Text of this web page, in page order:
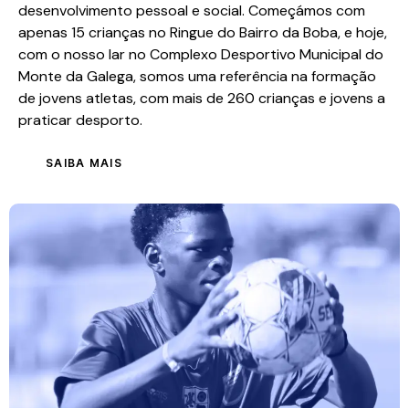
desenvolvimento pessoal e social. Começámos com
apenas 15 crianças no Ringue do Bairro da Boba, e hoje,
com o nosso lar no Complexo Desportivo Municipal do
Monte da Galega, somos uma referência na formação
de jovens atletas, com mais de 260 crianças e jovens a
praticar desporto.
SAIBA MAIS